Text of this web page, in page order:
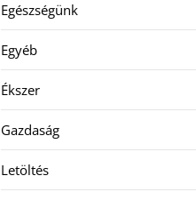
Egészségünk
Egyéb
Ékszer
Gazdaság
Letöltés